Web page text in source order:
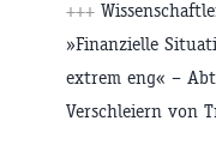
+++
»Finanzielle
extrem eng« –
Verschleiern von